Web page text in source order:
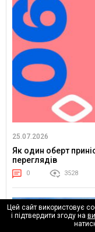
25.07.2026
Як один оберт
переглядів
0 3528
Цей сайт використовує
і підтвердити згоду на